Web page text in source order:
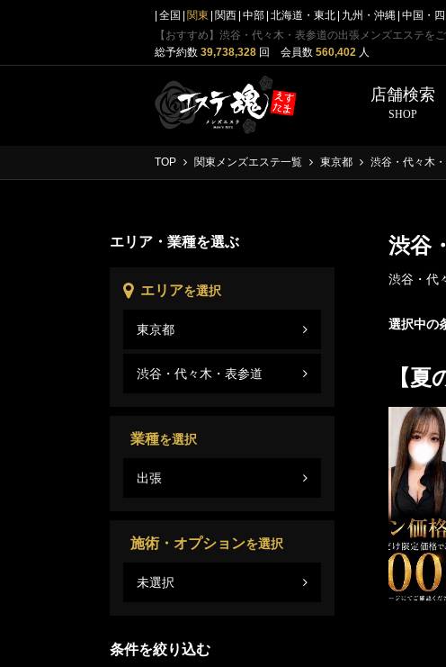
全国 関東 関西 中部 北海道・東北 九州・沖縄 中国・四
【おすすめ】渋谷・代々木・表参道の出張メンズエステをご
総予約数 39,738,328 回 会員数 560,402 人
店舗検索
SHOP
TOP 関東メンズエステ一覧 東京都 渋谷・代々木
渋谷
渋谷・代
選択中の
【
エリア・業種を選ぶ
エリアを選択
東京都
東京都
渋谷・代々木・表参道
業種を選択
出張
施術・オプションを選択
未選択
条件を絞り込む